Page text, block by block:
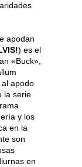
apodan
) es el
«Buck»,
apodo
la serie
y los
en la
son
en